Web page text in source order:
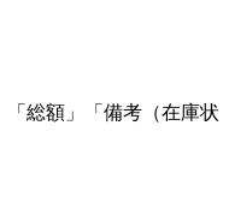
総額」「備考（在庫状